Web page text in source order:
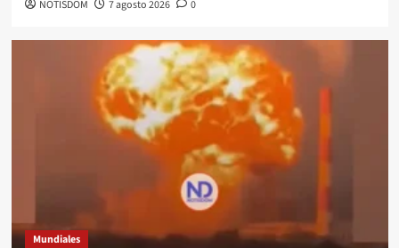
NOTISDOM 7 agosto 2026 0
Mundiales